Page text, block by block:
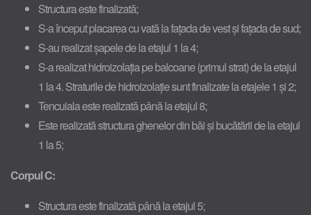
Structura este finalizată;
S-a început placarea cu vată la fațada de vest și fațada de sud;
S-au realizat șapele de la etajul 1 la 4;
S-a realizat hidroizolația pe balcoane (primul strat) de la etajul
1 la 4. Straturile de hidroizolație sunt finalizate la etajele 1 și 2;
Tencuiala este realizată până la etajul 8;
Este realizată structura ghenelor din băi și bucătării de la etajul
1 la 5;
Corpul C:
Structura este finalizată până la etajul 5;